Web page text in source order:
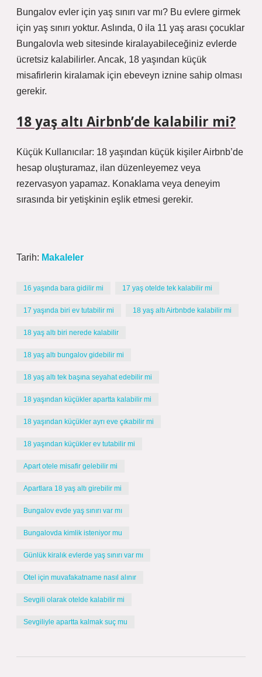
Bungalov evler için yaş sınırı var mı? Bu evlere girmek
için yaş sınırı yoktur. Aslında, 0 ila 11 yaş arası çocuklar
Bungalovla web sitesinde kiralayabileceğiniz evlerde
ücretsiz kalabilirler. Ancak, 18 yaşından küçük
misafirlerin kiralamak için ebeveyn iznine sahip olması
gerekir.
18 yaş altı Airbnb’de kalabilir mi?
Küçük Kullanıcılar: 18 yaşından küçük kişiler Airbnb’de
hesap oluşturamaz, ilan düzenleyemez veya
rezervasyon yapamaz. Konaklama veya deneyim
sırasında bir yetişkinin eşlik etmesi gerekir.
Tarih: Makaleler
16 yaşında bara gidilir mi 17 yaş otelde tek kalabilir mi
17 yaşında biri ev tutabilir mi 18 yaş altı Airbnbde kalabilir mi
18 yaş altı biri nerede kalabilir
18 yaş altı bungalov gidebilir mi
18 yaş altı tek başına seyahat edebilir mi
18 yaşından küçükler apartta kalabilir mi
18 yaşından küçükler ayrı eve çıkabilir mi
18 yaşından küçükler ev tutabilir mi
Apart otele misafir gelebilir mi
Apartlara 18 yaş altı girebilir mi
Bungalov evde yaş sınırı var mı
Bungalovda kimlik isteniyor mu
Günlük kiralık evlerde yaş sınırı var mı
Otel için muvafakatname nasıl alınır
Sevgili olarak otelde kalabilir mi
Sevgiliyle apartta kalmak suç mu